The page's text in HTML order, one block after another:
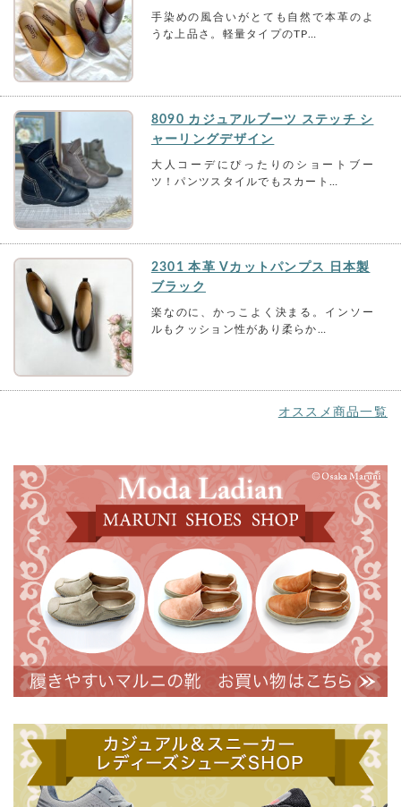
手染めの風合いがとても自然で本革のよ
うな上品さ。軽量タイプのTP…
8090 カジュアルブーツ ステッチ シ
ャーリングデザイン
大人コーデにぴったりのショートブー
ツ！パンツスタイルでもスカート…
2301 本革 Vカットパンプス 日本製
ブラック
楽なのに、かっこよく決まる。インソー
ルもクッション性があり柔らか…
オススメ商品一覧